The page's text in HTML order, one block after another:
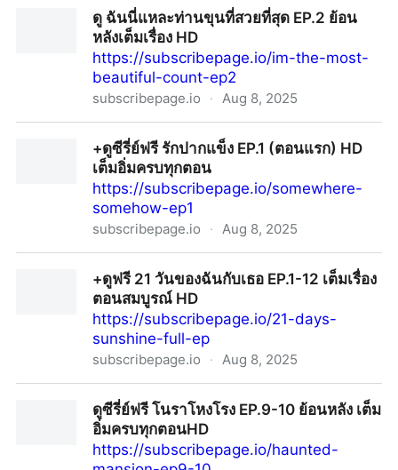
ดู ฉันนี่แหละท่านขุนที่สวยที่สุด EP.2 ย้อน
หลังเต็มเรื่อง HD
https://subscribepage.io/im-the-most-
beautiful-count-ep2
subscribepage.io · Aug 8, 2025
+ดูซีรี่ย์ฟรี รักปากแข็ง EP.1 (ตอนแรก) HD
เต็มอิ่มครบทุกตอน
https://subscribepage.io/somewhere-
somehow-ep1
subscribepage.io · Aug 8, 2025
+ดูฟรี 21 วันของฉันกับเธอ EP.1-12 เต็มเรื่อง
ตอนสมบูรณ์ HD
https://subscribepage.io/21-days-
sunshine-full-ep
subscribepage.io · Aug 8, 2025
ดูซีรี่ย์ฟรี โนราโหงโรง EP.9-10 ย้อนหลัง เต็ม
อิ่มครบทุกตอนHD
https://subscribepage.io/haunted-